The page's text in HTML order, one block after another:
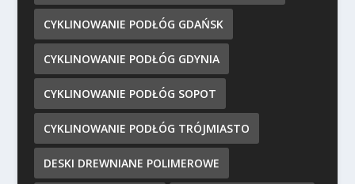
CYKLINOWANIE PODŁÓG GDAŃSK
CYKLINOWANIE PODŁÓG GDYNIA
CYKLINOWANIE PODŁÓG SOPOT
CYKLINOWANIE PODŁÓG TRÓJMIASTO
DESKI DREWNIANE POLIMEROWE